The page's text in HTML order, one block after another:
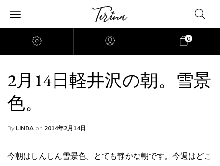
0
2月14日軽井沢の朝。雪景
色。
By LINDA on 2014年2月14日
今朝はしんしん雪景色。とても静かな朝です。今週はどこ